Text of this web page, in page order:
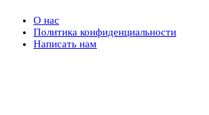
О нас
Политика конфиденциальности
Написать нам